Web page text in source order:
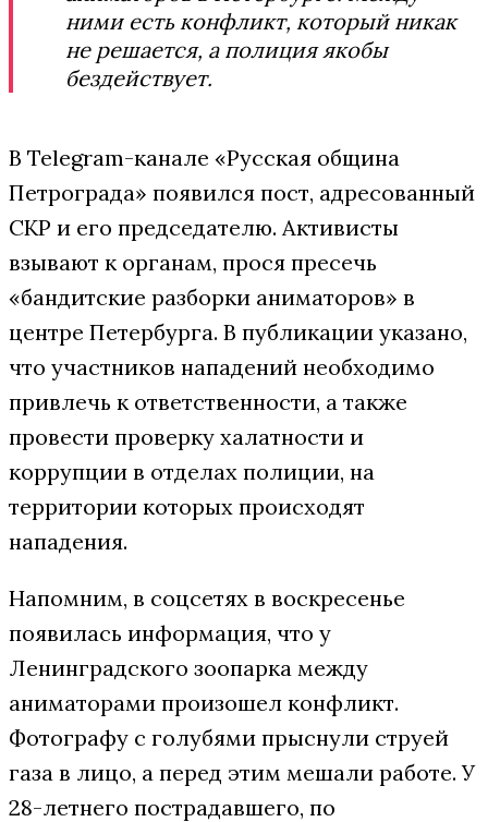
ними есть конфликт, который никак
не решается, а полиция якобы
бездействует.
В Telegram-канале «Русская община
Петрограда» появился пост, адресованный
СКР и его председателю. Активисты
взывают к органам, прося пресечь
«бандитские разборки аниматоров» в
центре Петербурга. В публикации указано,
что участников нападений необходимо
привлечь к ответственности, а также
провести проверку халатности и
коррупции в отделах полиции, на
территории которых происходят
нападения.
Напомним, в соцсетях в воскресенье
появилась информация, что у
Ленинградского зоопарка между
аниматорами произошел конфликт.
Фотографу с голубями прыснули струей
газа в лицо, а перед этим мешали работе. У
28-летнего пострадавшего, по